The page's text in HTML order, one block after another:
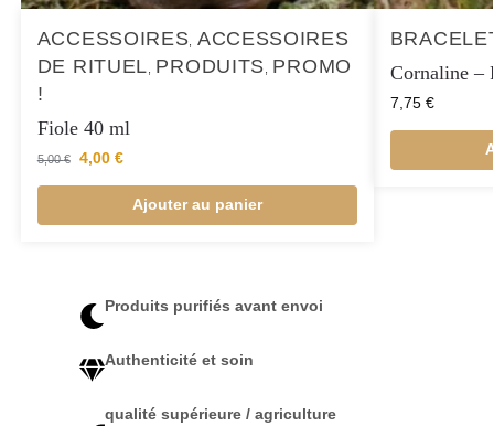
ACCESSOIRES ACCESSOIRES
DE RITUEL PRODUITS PROMO
!
Fiole 40 ml
5,00€ 4,00€
Ajouter au panier
Cornaline –
7,75 €
Produits purifiés avant envoi
Authenticité et soin
qualité supérieure / agriculture